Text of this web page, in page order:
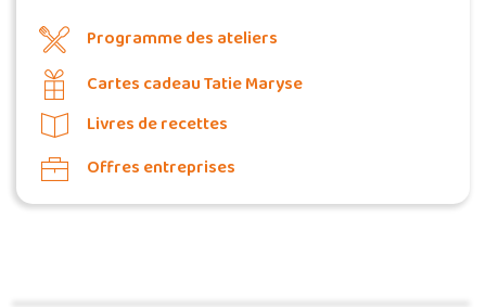
Programme des ateliers
Cartes cadeau Tatie Maryse
Livres de recettes
Offres entreprises